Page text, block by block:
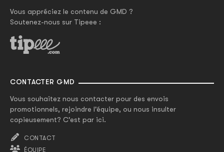
Vous appréciez le contenu de GMD ?
Soutenez-nous sur Tipeee :
CONTACTER GMD
Vous souhaitez nous contacter pour des envois
promotionnels, rejoindre l'équipe, ou nous insulter
copieusement? C'est par ici.
CONTACT
ÉQUIPE